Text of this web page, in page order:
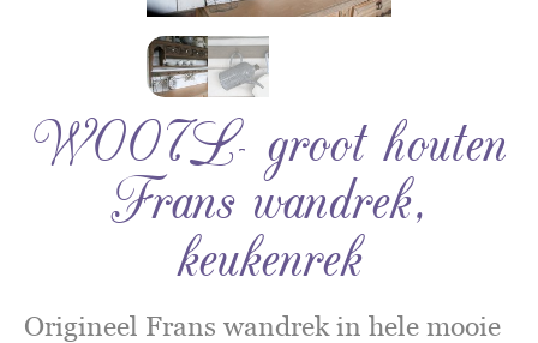
W007L- groot houten
Frans wandrek,
keukenrek
Origineel Frans wandrek in hele mooie